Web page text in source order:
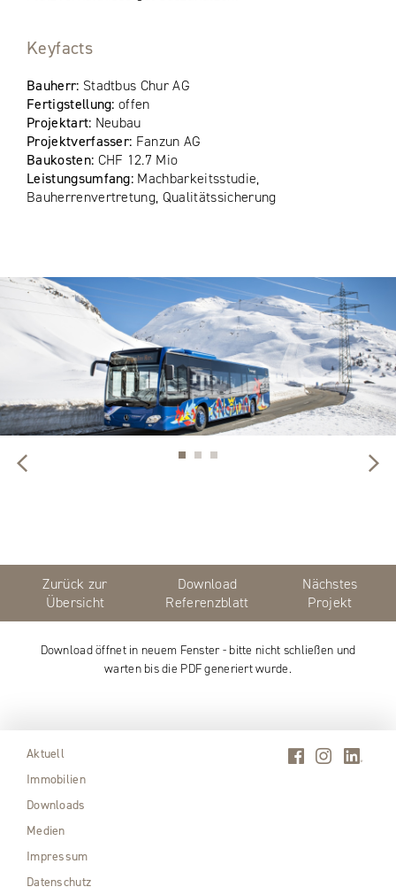
Keyfacts
Bauherr: Stadtbus Chur AG
Fertigstellung:offen
Projektart: Neubau
Projektverfasser: Fanzun AG
Baukosten: CHF 12.7 Mio
Leistungsumfang: Machbarkeitsstudie,
Bauherrenvertretung, Qualitätssicherung
Zurück zur
Übersicht
Download
Referenzblatt
Nächstes
Projekt
Download öffnet in neuem Fenster - bitte nicht schließen und
warten bis die PDF generiert wurde.
Aktuell
Immobilien
Downloads
Medien
Impressum
Datenschutz